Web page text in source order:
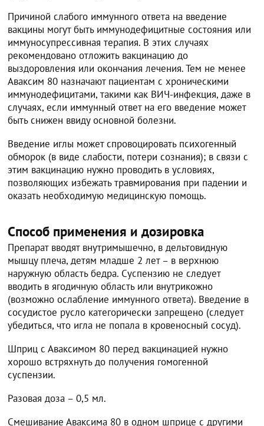
Причиной слабого иммунного ответа на введение
вакцины могут быть иммунодефицитные состояния или
иммуносупрессивная терапия. В этих случаях
рекомендовано отложить вакцинацию до
выздоровления или окончания лечения. Тем не менее
Аваксим 80 назначают пациентам с хроническими
иммунодефицитами, такими как ВИЧ-инфекция, даже в
случаях, если иммунный ответ на его введение может
быть снижен ввиду основной болезни.
Введение иглы может спровоцировать психогенный
обморок (в виде слабости, потери сознания); в связи с
этим вакцинацию нужно проводить в условиях,
позволяющих избежать травмирования при падении и
оказать необходимую медицинскую помощь.
Способ применения и дозировка
Препарат вводят внутримышечно, в дельтовидную
мышцу плеча, детям младше 2 лет – в верхнюю
наружную область бедра. Суспензию не следует
вводить в ягодичную область или внутрикожно
(возможно ослабление иммунного ответа). Введение в
сосудистое русло категорически запрещено (следует
убедиться, что игла не попала в кровеносный сосуд).
Шприц с Аваксимом 80 перед вакцинацией нужно
хорошо встряхнуть до получения гомогенной
суспензии.
Разовая доза – 0,5 мл.
Смешивание Аваксима 80 в одном шприце с другими